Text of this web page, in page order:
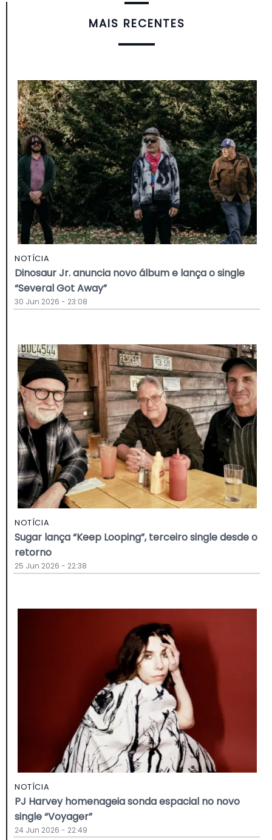
MAIS RECENTES
NOTÍCIA
Dinosaur Jr. anuncia novo álbum e lança o single
“Several Got Away”
30 Jun 2026 - 23:08
NOTÍCIA
Sugar lança “Keep Looping”, terceiro single desde o
retorno
25 Jun 2026 - 22:38
NOTÍCIA
PJ Harvey homenageia sonda espacial no novo
single “Voyager”
24 Jun 2026 - 22:49